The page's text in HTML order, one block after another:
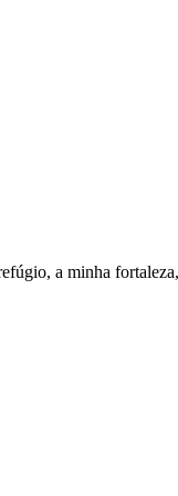
a minha